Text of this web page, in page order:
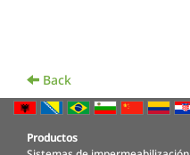
Back
Productos